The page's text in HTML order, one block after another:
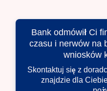
Bank odmówił Ci
czasu i nerwów na
wniosków
Skontaktuj się z
znajdzie dla